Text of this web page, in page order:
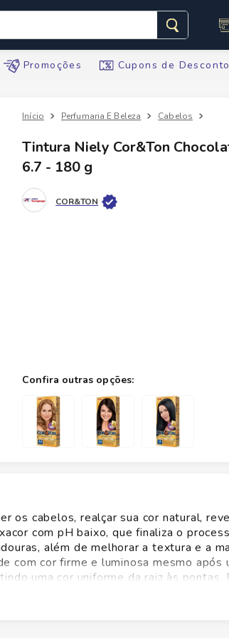
Promoções Cupons de Desconto
Perfumaria E Beleza Cabelos
Tintura Niely Cor&Ton
6.7 - 180 g
COR&TON
os cabelos, realçar sua cor natural,
com pH baixo, que finaliza o
além de melhorar a textura e a
com cor firme e luminosa mesmo após
uma cor uniforme da raiz às pontas.
São 41 cores e uma perfeita para
aos cabelos: ¿ Proporciona aos